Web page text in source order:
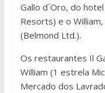
Gallo d´Oro, do
Resorts) e o
(Belmond Ltd.).
Os restaurantes Il
William (1 estrela
Mercado dos